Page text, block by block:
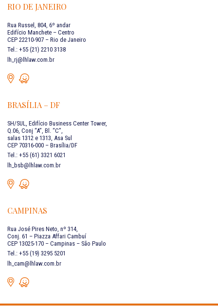
RIO DE JANEIRO
Rua Russel, 804, 6º andar
Edifício Manchete – Centro
CEP 22210-907 – Rio de Janeiro
Tel.: +55 (21) 2210 3138
lh_rj@lhlaw.com.br
BRASÍLIA – DF
SH/SUL, Edifício Business Center Tower,
Q.06, Conj “A”, Bl. “C”,
salas 1312 e 1313, Asa Sul
CEP 70316-000 – Brasília/DF
Tel.: +55 (61) 3321 6021
lh_bsb@lhlaw.com.br
CAMPINAS
Rua José Pires Neto, nº 314,
Conj. 61 – Piazza Affari Cambuí
CEP 13025-170 – Campinas – São Paulo
Tel.: +55 (19) 3295 5201
lh_cam@lhlaw.com.br